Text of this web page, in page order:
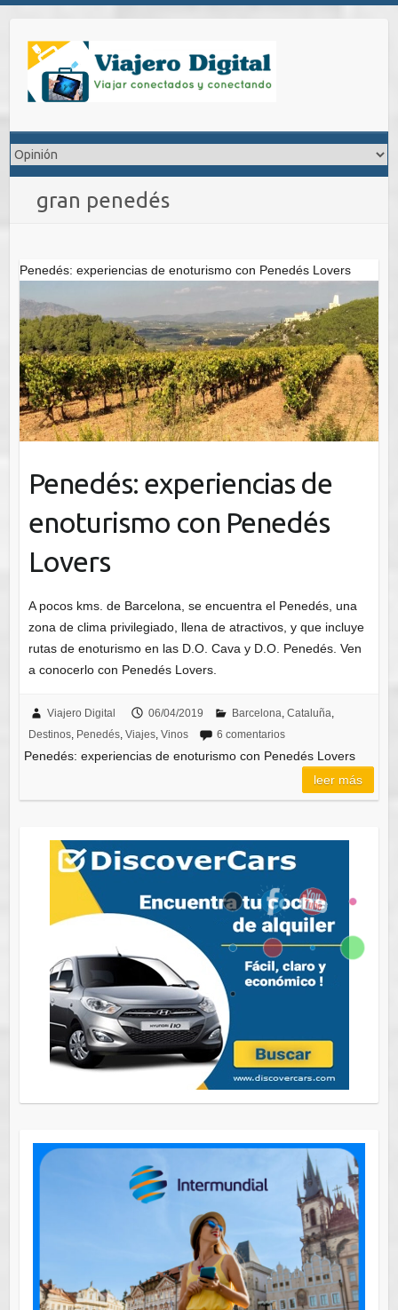
contenido
gran penedés
Penedés: experiencias de enoturismo con Penedés Lovers
Penedés: experiencias de
enoturismo con Penedés
Lovers
A pocos kms. de Barcelona, se encuentra el Penedés, una
zona de clima privilegiado, llena de atractivos, y que incluye
rutas de enoturismo en las D.O. Cava y D.O. Penedés. Ven
a conocerlo con Penedés Lovers.
Viajero Digital 06/04/2019 Barcelona, Cataluña,
Destinos, Penedés, Viajes, Vinos 6 comentarios
Penedés: experiencias de enoturismo con Penedés Lovers
leer más